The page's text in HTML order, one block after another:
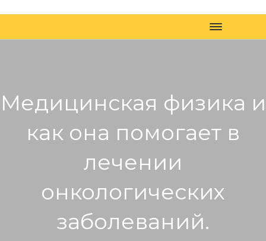
Toggle
navigation
Медицинская физика и
как она помогает в
лечении
онкологических
заболеваний.